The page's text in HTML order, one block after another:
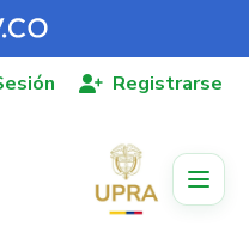
Registrarse